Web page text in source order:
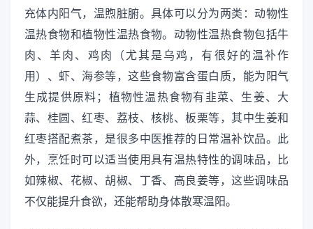
充体内阳气，温煦脏腑。具体可以分为两类：动物性
温热食物和植物性温热食物。动物性温热食物包括牛
肉、羊肉、鸡肉（尤其是乌鸡，有很好的温补作
用）、虾、海参等，这些食物富含蛋白质，能为阳气
生成提供原料；植物性温热食物有韭菜、生姜、大
蒜、桂圆、红枣、荔枝、核桃、板栗等，其中生姜和
红枣搭配煮茶，是很多中医推荐的日常温补饮品。此
外，烹饪时可以适当使用具有温热特性的调味品，比
如辣椒、花椒、胡椒、丁香、高良姜等，这些调味品
不仅能提升食欲，还能帮助身体散寒温阳。